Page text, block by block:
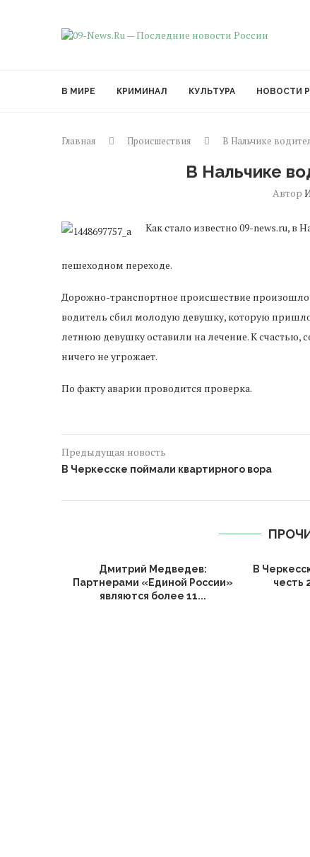
В МИРЕ КРИМИНАЛ КУЛЬТУРА НОВОСТИ
Главная Происшествия В Нальчике
В Нальчике
Автор
Как стало известно 09-news.ru,
пешеходном переходе.
Дорожно-транспортное происшествие
водитель сбил молодую девушку, которую
летнюю девушку оставили на лечение. К счастью,
ничего не угрожает.
По факту аварии проводится проверка.
Предыдущая новость
В Черкесске поймали квартирного вора
Дмитрий Медведев:
Партнерами «Единой России»
являются более 11...
В
честь